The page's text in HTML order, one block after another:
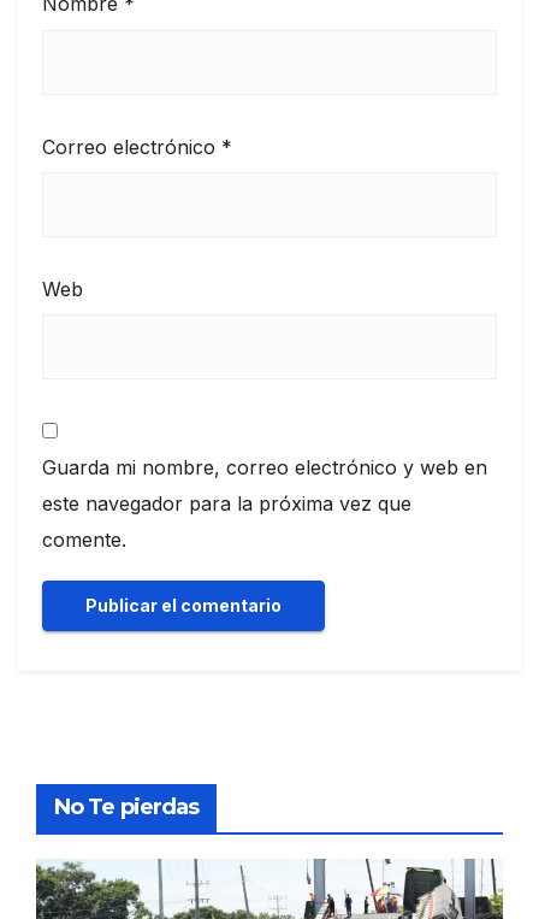
Correo electrónico *
Web
Guarda mi nombre, correo electrónico y web en
este navegador para la próxima vez que
comente.
No Te pierdas